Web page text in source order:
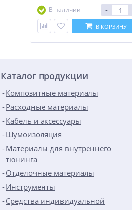
В наличии
-
В КОРЗИНУ
Каталог продукции
Композитные материалы
Расходные материалы
Кабель и аксессуары
Шумоизоляция
Материалы для внутреннего
тюнинга
Отделочные материалы
Инструменты
Средства индивидуальной